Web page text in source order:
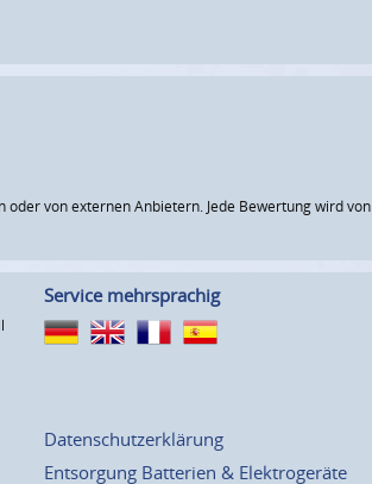
von externen Anbietern. Jede Bewertung wird von
Service mehrsprachig
Datenschutzerklärung
Entsorgung Batterien & Elektrogeräte